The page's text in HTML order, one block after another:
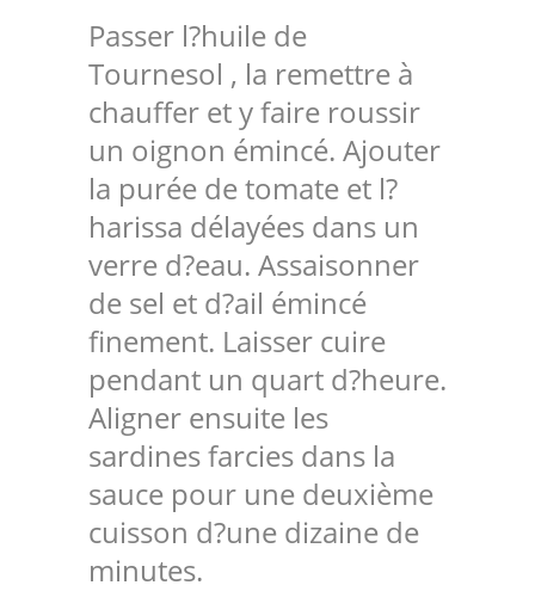
Passer l?huile de
Tournesol , la remettre à
chauffer et y faire roussir
un oignon émincé. Ajouter
la purée de tomate et l?
harissa délayées dans un
verre d?eau. Assaisonner
de sel et d?ail émincé
finement. Laisser cuire
pendant un quart d?heure.
Aligner ensuite les
sardines farcies dans la
sauce pour une deuxième
cuisson d?une dizaine de
minutes.